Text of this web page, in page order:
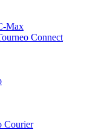
Max
Connect
Courier